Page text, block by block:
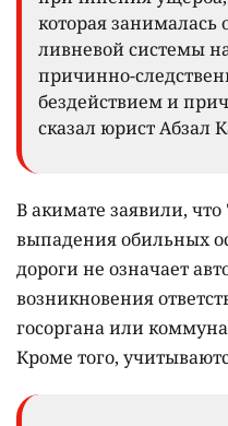
которая
ливневой системы
причинно-
бездействием и
сказал юрист Абзал
В акимате заявили,
выпадения обильных
дороги не означает
возникновения
госоргана или
Кроме того,